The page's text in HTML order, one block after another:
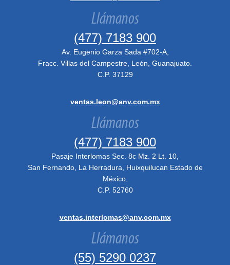
Llámanos
(477) 7183 900
Av. Eugenio Garza Sada #702-A,
Fracc. Villas del Campestre, León, Guanajuato.
C.P. 37129
ventas.leon@anv.com.mx
Llámanos
(477) 7183 900
Pasaje Interlomas Sec. 8c Mz. 2 Lt. 10,
San Fernando, La Herradura, Huixquilucan Estado de
México,
C.P. 52760
ventas.interlomas@anv.com.mx
Llámanos
(55) 5290 0237